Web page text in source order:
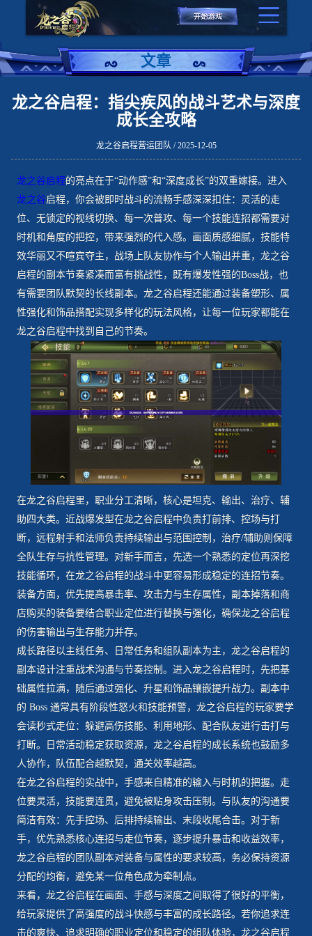
文章
龙之谷启程：指尖疾风的战斗艺术与深度
成长全攻略
龙之谷启程营运团队 / 2025-12-05
龙之谷启程的亮点在于“动作感”和“深度成长”的双重嫁接。进入
龙之谷启程，你会被即时战斗的流畅手感深深扣住：灵活的走
位、无锁定的视线切换、每一次普攻、每一个技能连招都需要对
时机和角度的把控，带来强烈的代入感。画面质感细腻，技能特
效华丽又不喧宾夺主，战场上队友协作与个人输出并重，龙之谷
启程的副本节奏紧凑而富有挑战性，既有爆发性强的Boss战，也
有需要团队默契的长线副本。龙之谷启程还能通过装备塑形、属
性强化和饰品搭配实现多样化的玩法风格，让每一位玩家都能在
龙之谷启程中找到自己的节奏。
在龙之谷启程里，职业分工清晰，核心是坦克、输出、治疗、辅
助四大类。近战爆发型在龙之谷启程中负责打前排、控场与打
断，远程射手和法师负责持续输出与范围控制，治疗/辅助则保障
全队生存与抗性管理。对新手而言，先选一个熟悉的定位再深挖
技能循环，在龙之谷启程的战斗中更容易形成稳定的连招节奏。
装备方面，优先提高暴击率、攻击力与生存属性，副本掉落和商
店购买的装备要结合职业定位进行替换与强化，确保龙之谷启程
的伤害输出与生存能力并存。
成长路径以主线任务、日常任务和组队副本为主，龙之谷启程的
副本设计注重战术沟通与节奏控制。进入龙之谷启程时，先把基
础属性拉满，随后通过强化、升星和饰品镶嵌提升战力。副本中
的 Boss 通常具有阶段性怒火和技能预警，龙之谷启程的玩家要学
会读秒式走位：躲避高伤技能、利用地形、配合队友进行击打与
打断。日常活动稳定获取资源，龙之谷启程的成长系统也鼓励多
人协作，队伍配合越默契，通关效率越高。
在龙之谷启程的实战中，手感来自精准的输入与时机的把握。走
位要灵活，技能要连贯，避免被贴身攻击压制。与队友的沟通要
简洁有效：先手控场、后排持续输出、末段收尾合击。对于新
手，优先熟悉核心连招与走位节奏，逐步提升暴击和收益效率，
龙之谷启程的团队副本对装备与属性的要求较高，务必保持资源
分配的均衡，避免某一位角色成为牵制点。
来看，龙之谷启程在画面、手感与深度之间取得了很好的平衡，
给玩家提供了高强度的战斗快感与丰富的成长路径。若你追求连
击的爽快、追求明确的职业定位和稳定的组队体验，龙之谷启程